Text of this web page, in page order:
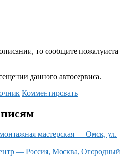
то сообщите пожалуйста
данного автосервиса.
Комментировать
мастерская — Омск, ул.
— Россия, Москва, Огородный